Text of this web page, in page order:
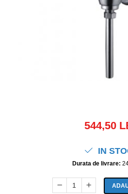
544,50
IN
Durata de livrare: